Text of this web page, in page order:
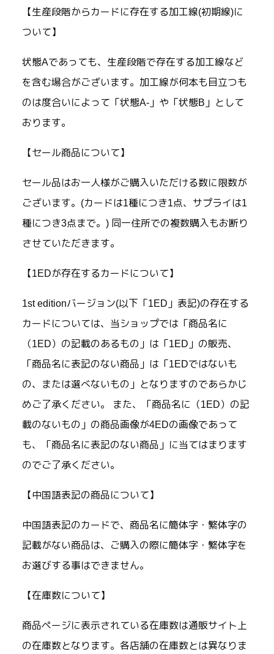
【生産段階からカードに存在する加工線(初期線)に
ついて】
状態Aであっても、生産段階で存在する加工線など
を含む場合がございます。加工線が何本も目立つも
のは度合いによって「状態A-」や「状態B」として
おります。
【セール商品について】
セール品はお一人様がご購入いただける数に限数が
ございます。(カードは1種につき1点、サプライは1
種につき3点まで。) 同一住所での複数購入もお断り
させていただきます。
【1EDが存在するカードについて】
1st editionバージョン(以下「1ED」表記)の存在する
カードについては、当ショップでは「商品名に
（1ED）の記載のあるもの」は「1ED」の販売、
「商品名に表記のない商品」は「1EDではないも
の、または選べないもの」となりますのであらかじ
めご了承ください。 また、「商品名に（1ED）の記
載のないもの」の商品画像が4EDの画像であって
も、「商品名に表記のない商品」に当てはまります
のでご了承ください。
【中国語表記の商品について】
中国語表記のカードで、商品名に簡体字・繁体字の
記載がない商品は、ご購入の際に簡体字・繁体字を
お選びする事はできません。
【在庫数について】
商品ページに表示されている在庫数は通販サイト上
の在庫数となります。各店舗の在庫数とは異なりま